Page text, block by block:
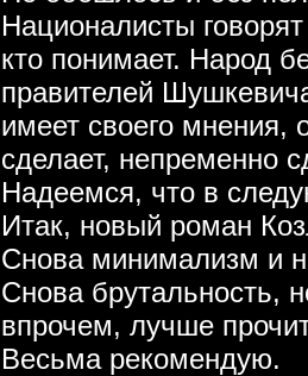
Националисты
кто понимает. Народ
правителей
имеет своего мнения,
сделает, непременно
Надеемся, что в
Итак, новый роман
Снова минимализм и
Снова брутальность,
впрочем, лучше
Весьма рекомендую.